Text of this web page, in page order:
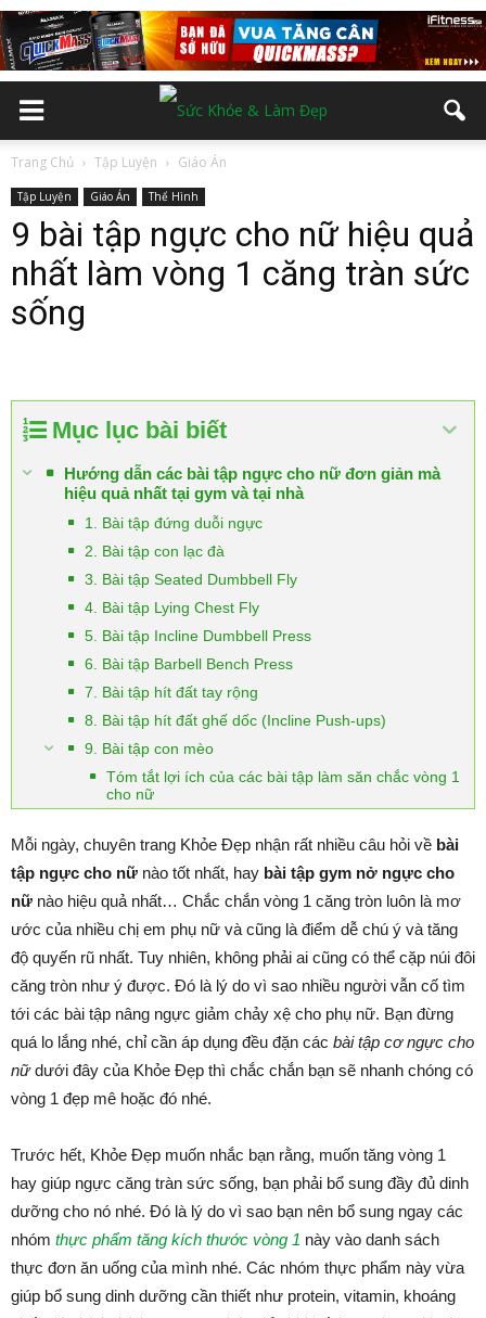
Trang Chủ Tập Luyện Giáo Án
Tập Luyện Giáo Án Thể Hình
9 bài tập ngực cho nữ hiệu quả
nhất làm vòng 1 căng tràn sức
sống
Mục lục bài biết
Hướng dẫn các bài tập ngực cho nữ đơn giản mà
hiệu quả nhất tại gym và tại nhà
1. Bài tập đứng duỗi ngực
2. Bài tập con lạc đà
3. Bài tập Seated Dumbbell Fly
4. Bài tập Lying Chest Fly
5. Bài tập Incline Dumbbell Press
6. Bài tập Barbell Bench Press
7. Bài tập hít đất tay rộng
8. Bài tập hít đất ghế dốc (Incline Push-ups)
9. Bài tập con mèo
Tóm tắt lợi ích của các bài tập làm săn chắc vòng 1
cho nữ
Mỗi ngày, chuyên trang Khỏe Đẹp nhận rất nhiều câu hỏi về bài
tập ngực cho nữ nào tốt nhất, hay bài tập gym nở ngực cho
nữ nào hiệu quả nhất… Chắc chắn vòng 1 căng tròn luôn là mơ
ước của nhiều chị em phụ nữ và cũng là điểm dễ chú ý và tăng
độ quyến rũ nhất. Tuy nhiên, không phải ai cũng có thể cặp núi đôi
căng tròn như ý được. Đó là lý do vì sao nhiều người vẫn cố tìm
tới các bài tập nâng ngực giảm chảy xệ cho phụ nữ. Bạn đừng
quá lo lắng nhé, chỉ cần áp dụng đều đặn các bài tập cơ ngực cho
nữdưới đây của Khỏe Đẹp thì chắc chắn bạn sẽ nhanh chóng có
vòng 1 đẹp mê hoặc đó nhé.
Trước hết, Khỏe Đẹp muốn nhắc bạn rằng, muốn tăng vòng 1
hay giúp ngực căng tràn sức sống, bạn phải bổ sung đầy đủ dinh
dưỡng cho nó nhé. Đó là lý do vì sao bạn nên bổ sung ngay các
nhóm thực phẩm tăng kích thước vòng 1 này vào danh sách
thực đơn ăn uống của mình nhé. Các nhóm thực phẩm này vừa
giúp bổ sung dinh dưỡng cần thiết như protein, vitamin, khoáng